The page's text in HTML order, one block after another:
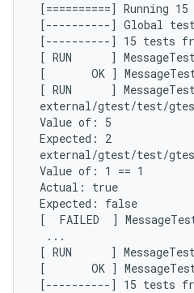
[==========] Running
[----------] Global test
[----------] 15 tests
[ RUN      ]
[       OK ]
[ RUN      ]
external/gtest/test/
Value of: 5
Expected: 2
external/gtest/test/
Value of: 1 == 1
Actual: true
Expected: false
[  FAILED  ]
  ...
[ RUN      ]
[       OK ]
[----------] 15 tests